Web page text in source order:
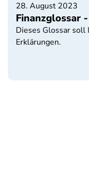
28. August 2023
Finanzglossar
Dieses Glossar soll
Erklärungen.